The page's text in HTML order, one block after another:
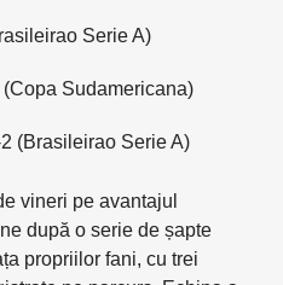
Serie A)
Sudamericana)
(Brasileirao Serie A)
vineri pe avantajul
după o serie de șapte
propriilor fani, cu trei